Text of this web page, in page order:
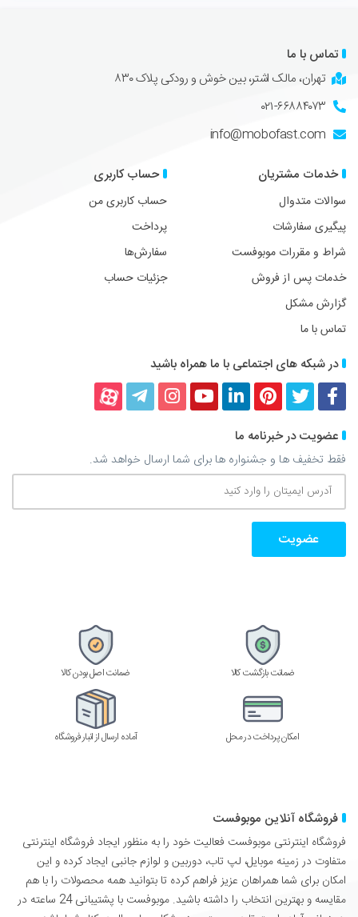
تماس با ما
تهران، مالک اشتر، بین خوش و رودکی پلاک ۸۳۰
۰۲۱-۶۶۸۸۴۰۷۳
info@mobofast.com
خدمات مشتریان
سوالات متدوال
پیگیری سفارشات
شراط و مقررات موبوفست
خدمات پس از فروش
گزارش مشکل
تماس با ما
حساب کاربری
حساب کاربری من
پرداخت
سفارش‌ها
جزئیات حساب
در شبکه های اجتماعی با ما همراه باشید
فیسبوکتوییترپینترستلینکداینیوتیوباینستاگرام
تلگرام آپارات
عضویت در خبرنامه ما
فقط تخفیف ها و جشنواره ها برای شما ارسال خواهد شد.
آدرس
ایمیتان
را
ضمانت بازگشت کالا ضمانت اصل بودن کالا
امکان پرداخت در محل آماده ارسال از انبار فروشگاه
فروشگاه آنلاین موبوفست
فروشگاه اینترنتی موبوفست فعالیت خود را به منظور ایجاد فروشگاه اینترنتی
متفاوت در زمینه موبایل، لپ تاب، دوربین و لوازم جانبی ایجاد کرده و این
امکان برای شما همراهان عزیز فراهم کرده تا بتوانید همه محصولات را با هم
مقایسه و بهترین انتخاب را داشته باشید. موبوفست با پشتیبانی 24 ساعته در